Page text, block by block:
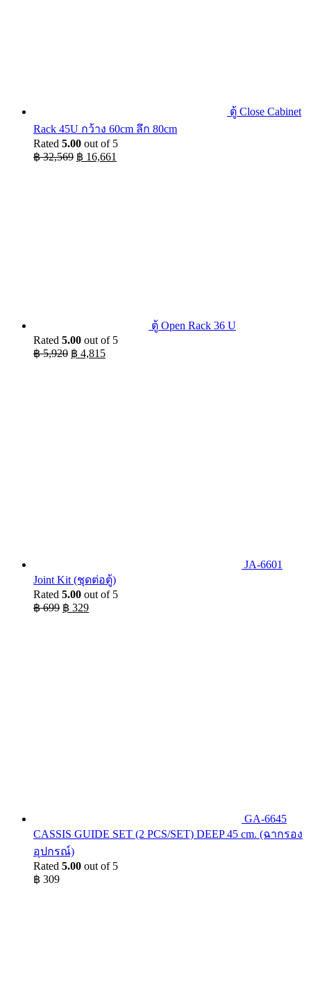
ตู้ Close Cabinet
Rack 45U กว้าง 60cm ลึก 80cm
Rated 5.00 out of 5
฿32,569 Original
฿ 16,661
ตู้ Open Rack 36 U
Rated 5.00 out of 5
฿5,920 Original
฿ 4,815Current
JA-6601
Joint Kit (ชุดต่อตู้)
Rated 5.00 out of 5
฿699 Original
฿ 329Current
GA-6645
CASSIS GUIDE SET (2 PCS/SET) DEEP 45 cm. (ฉากรอง
อุปกรณ์)
Rated 5.00 out of 5
฿ 309